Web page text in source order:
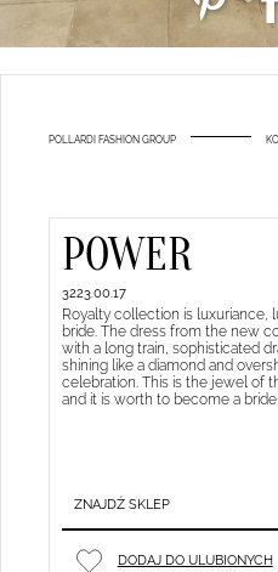
POLLARDI FASHION GROUP
POWER
3223.00.17
Royalty collection is luxuriance,
bride. The dress from the new
with a long train, sophisticated
shining like a diamond and
celebration. This is the jewel of
and it is worth to become a
ZNAJDŹ SKLEP
DODAJ DO ULUBIONYCH